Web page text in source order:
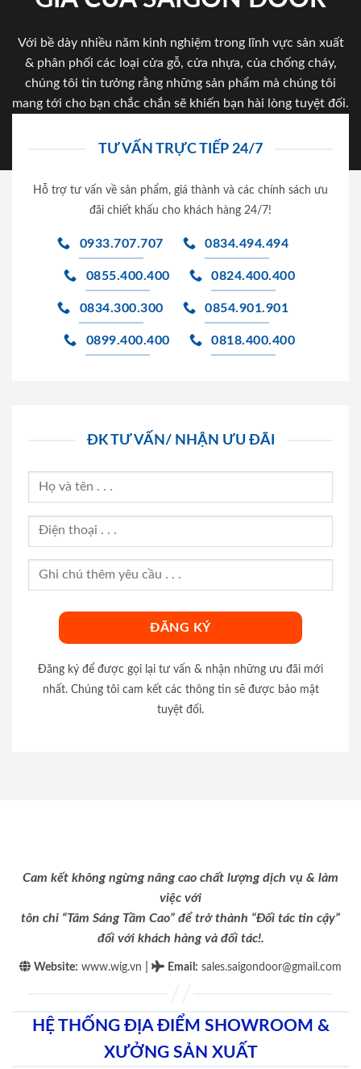
Với bề dày nhiều năm kinh nghiệm trong lĩnh vực sản xuất
& phân phối các loại cửa gỗ, cửa nhựa, của chống cháy,
chúng tôi tin tưởng rằng những sản phẩm mà chúng tôi
mang tới cho bạn chắc chắn sẽ khiến bạn hài lòng tuyệt đối.
TƯ VẤN TRỰC TIẾP 24/7
Hỗ trợ tư vấn về sản phẩm, giá thành và các chính sách ưu
đãi chiết khấu cho khách hàng 24/7!
0933.707.707 0834.494.494
0855.400.400 0824.400.400
0834.300.300 0854.901.901
0899.400.400 0818.400.400
ĐK TƯ VẤN/ NHẬN ƯU ĐÃI
Đăng ký để được gọi lại tư vấn & nhận những ưu đãi mới
nhất. Chúng tôi cam kết các thông tin sẽ được bảo mật
tuyệt đối.
Cam kết không ngừng nâng cao chất lượng dịch vụ & làm
việc với
tôn chỉ “Tâm Sáng Tầm Cao” để trở thành “Đối tác tin cậy”
đối với khách hàng và đối tác!.
Website: www.wig.vn Email : sales.saigondoor@gmail.com
HỆ THỐNG ĐỊA ĐIỂM SHOWROOM &
XƯỞNG SẢN XUẤT